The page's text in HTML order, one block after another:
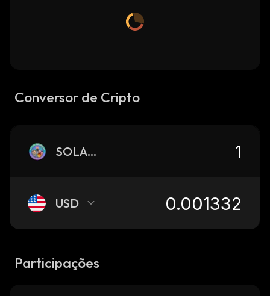
Conversor de Cripto
SOLANGELES
USD
Participações